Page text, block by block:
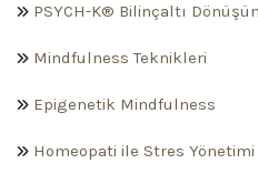
PSYCH-K® Bilinçaltı
Mindfulness Teknikleri
Epigenetik Mindfulness
Homeopati ile Stres Yönetimi